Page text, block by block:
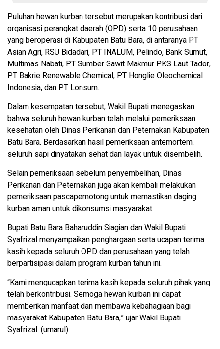
Puluhan hewan kurban tersebut merupakan kontribusi dari
organisasi perangkat daerah (OPD) serta 10 perusahaan
yang beroperasi di Kabupaten Batu Bara, di antaranya PT
Asian Agri, RSU Bidadari, PT INALUM, Pelindo, Bank Sumut,
Multimas Nabati, PT Sumber Sawit Makmur PKS Laut Tador,
PT Bakrie Renewable Chemical, PT Honglie Oleochemical
Indonesia, dan PT Lonsum.
Dalam kesempatan tersebut, Wakil Bupati menegaskan
bahwa seluruh hewan kurban telah melalui pemeriksaan
kesehatan oleh Dinas Perikanan dan Peternakan Kabupaten
Batu Bara. Berdasarkan hasil pemeriksaan antemortem,
seluruh sapi dinyatakan sehat dan layak untuk disembelih.
Selain pemeriksaan sebelum penyembelihan, Dinas
Perikanan dan Peternakan juga akan kembali melakukan
pemeriksaan pascapemotong untuk memastikan daging
kurban aman untuk dikonsumsi masyarakat.
Bupati Batu Bara Baharuddin Siagian dan Wakil Bupati
Syafrizal menyampaikan penghargaan serta ucapan terima
kasih kepada seluruh OPD dan perusahaan yang telah
berpartisipasi dalam program kurban tahun ini.
“Kami mengucapkan terima kasih kepada seluruh pihak yang
telah berkontribusi. Semoga hewan kurban ini dapat
memberikan manfaat dan membawa kebahagiaan bagi
masyarakat Kabupaten Batu Bara,” ujar Wakil Bupati
Syafrizal. (umarul)